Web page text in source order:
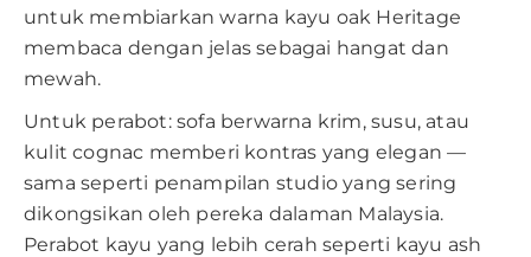
untuk membiarkan warna kayu oak Heritage
membaca dengan jelas sebagai hangat dan
mewah.
Untuk perabot: sofa berwarna krim, susu, atau
kulit cognac memberi kontras yang elegan —
sama seperti penampilan studio yang sering
dikongsikan oleh pereka dalaman Malaysia.
Perabot kayu yang lebih cerah seperti kayu ash